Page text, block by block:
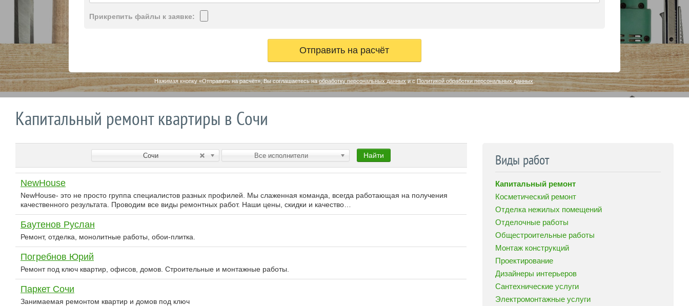
Прикрепить файлы к заявке:
Нажимая кнопку «Отправить на расчёт», Вы соглашаетесь наобработку персональных данныхи сПолитикой обработки персональных данных.
Капитальный ремонт квартиры в Сочи
Сочи Все исполнители Найти
NewHouse
NewHouse- это не просто группа специалистов разных профилей. Мы слаженная команда, всегда работающая на получения
качественного результата. Проводим все виды ремонтных работ. Наши цены, скидки и качество…
Баутенов Руслан
Ремонт, отделка, монолитные работы, обои-плитка.
Погребнов Юрий
Ремонт под ключ квартир, офисов, домов. Строительные и монтажные работы.
Паркет Сочи
Занимаемая ремонтом квартир и домов под ключ
Виды работ
Капитальный ремонт
Косметический ремонт
Отделка нежилых помещений
Отделочные работы
Общестроительные работы
Монтаж конструкций
Проектирование
Дизайнеры интерьеров
Сантехнические услуги
Электромонтажные услуги